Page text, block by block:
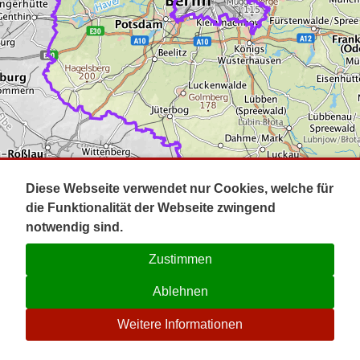
Impressum
Kontakt
☉
Diese Webseite verwendet nur Cookies, welche für
die Funktionalität der Webseite zwingend
notwendig sind.
Zustimmen
Ablehnen
Weitere Informationen